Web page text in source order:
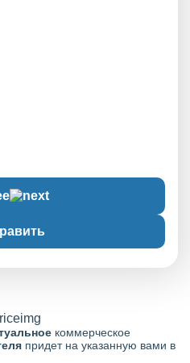
коммерческое
придет на указанную вами в